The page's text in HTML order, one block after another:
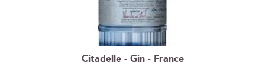
Citadelle - Gin - France